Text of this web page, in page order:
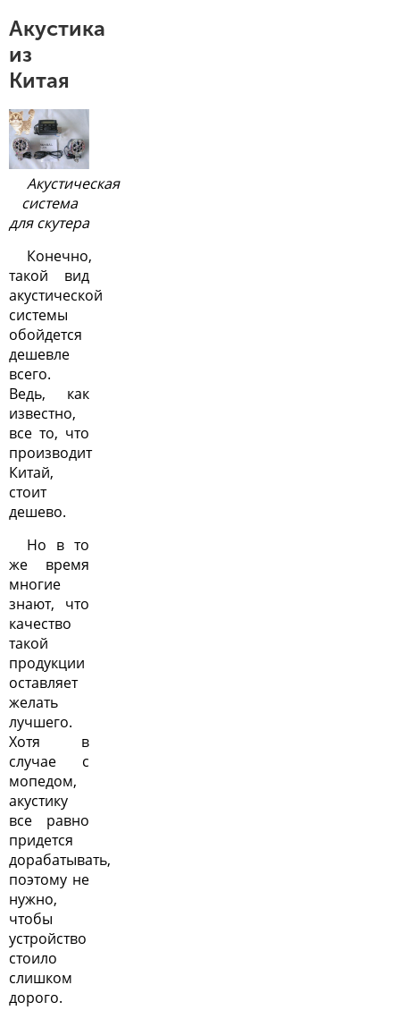
Акустика
из
Китая
Акустическая
система
для скутера
Конечно,
такой вид
акустической
системы
обойдется
дешевле
всего.
Ведь, как
известно,
все то, что
производит
Китай,
стоит
дешево.
Но в то
же время
многие
знают, что
качество
такой
продукции
оставляет
желать
лучшего.
Хотя в
случае с
мопедом,
акустику
все равно
придется
дорабатывать,
поэтому не
нужно,
чтобы
устройство
стоило
слишком
дорого.